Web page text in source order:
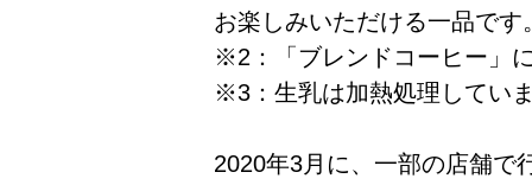
お楽しみいただける一品です
※2：「ブレンドコーヒー」
※3：生乳は加熱処理してい
2020年3月に、一部の店舗で